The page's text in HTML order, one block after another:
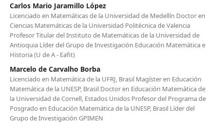
Carlos Mario Jaramillo López
Licenciado en Matemáticas de la Universidad de Medellín Doctor en
Ciencias Matemáticas de la Universidad Politécnica de Valencia
Profesor Titular del Instituto de Matemáticas de la Universidad de
Antioquia Líder del Grupo de Investigación Educación Matemática e
Historia (U de A - Eafit)
Marcelo de Carvalho Borba
Licenciado en Matemática de la UFRJ, Brasil Magíster en Educación
Matemática de la UNESP, Brasil Doctor en Educación Matemática de
la Universidad de Cornell, Estados Unidos Profesor del Programa de
Posgrado en Educación Matemática de la UNESP, Brasil Líder del
Grupo de Investigación GPIMEN